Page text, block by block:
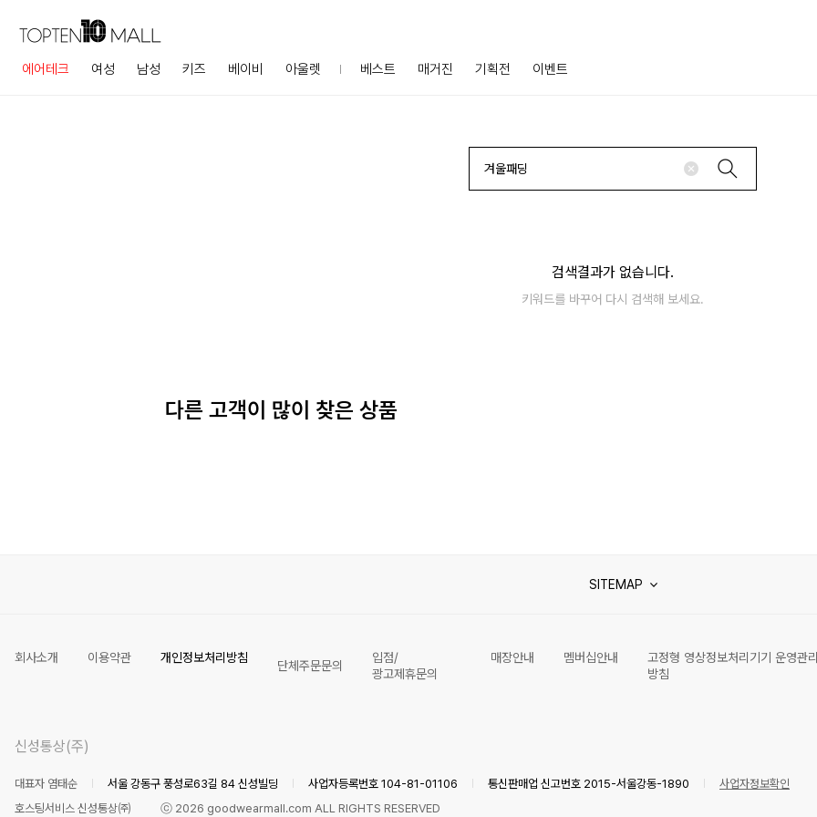
에어테크 여성 남성 키즈 베이비 아울렛 베스트 매거진 기획전 이벤트
검색결과가 없습니다.
키워드를 바꾸어 다시 검색해 보세요.
다른 고객이 많이 찾은 상품
SITEMAP
회사소개 이용약관 개인정보처리방침
단체주문문의
입점/
광고제휴문의
매장안내 멤버십안내
고정형 영상정보처리기기 운영관리
방침
신성통상(주)
대표자 염태순 서울 강동구 풍성로63길 84 신성빌딩 사업자등록번호 104-81-01106 통신판매업 신고번호 2015-서울강동-1890 사업자정보확인
호스팅서비스 신성통상㈜
ⓒ 2026 goodwearmall.com ALL RIGHTS RESERVED